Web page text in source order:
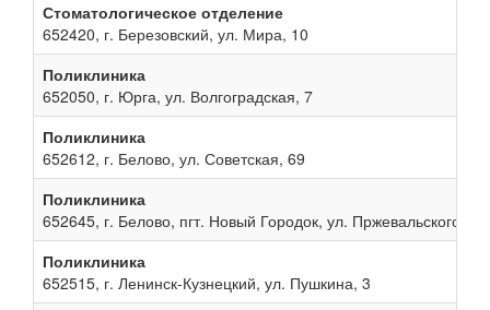
Стоматологическое отделение
652420, г. Березовский, ул. Мира, 10
Поликлиника
652050, г. Юрга, ул. Волгоградская, 7
Поликлиника
652612, г. Белово, ул. Советская, 69
Поликлиника
652645, г. Белово, пгт. Новый Городок, ул. Пржевальского, 13
Поликлиника
652515, г. Ленинск-Кузнецкий, ул. Пушкина, 3